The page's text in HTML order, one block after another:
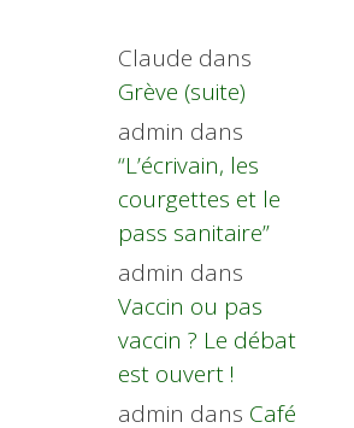
Claude dans
Grève (suite)
admin dans
“L’écrivain, les
courgettes et le
pass sanitaire”
admin dans
Vaccin ou pas
vaccin ? Le débat
est ouvert !
admin dans Café